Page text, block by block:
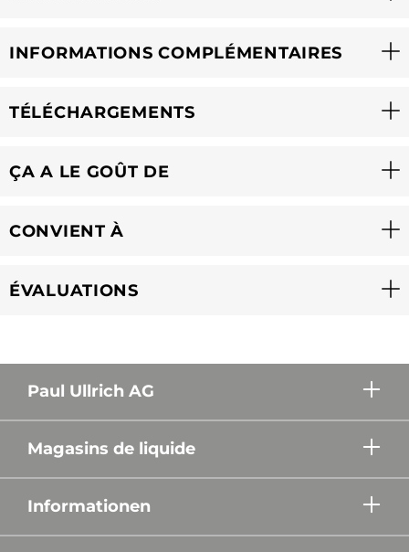
INFORMATIONS COMPLÉMENTAIRES
TÉLÉCHARGEMENTS
ÇA A LE GOÛT DE
CONVIENT À
ÉVALUATIONS
Paul Ullrich AG
Magasins de liquide
Informationen